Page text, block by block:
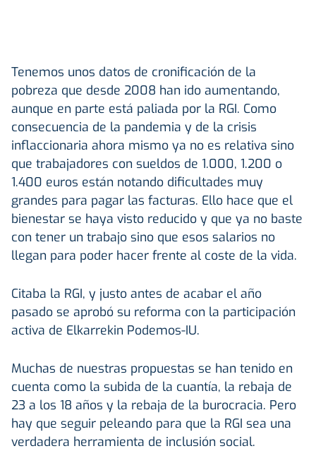
Tenemos unos datos de cronificación de la
pobreza que desde 2008 han ido aumentando,
aunque en parte está paliada por la RGI. Como
consecuencia de la pandemia y de la crisis
inflaccionaria ahora mismo ya no es relativa sino
que trabajadores con sueldos de 1.000, 1.200 o
1.400 euros están notando dificultades muy
grandes para pagar las facturas. Ello hace que el
bienestar se haya visto reducido y que ya no baste
con tener un trabajo sino que esos salarios no
llegan para poder hacer frente al coste de la vida.
Citaba la RGI, y justo antes de acabar el año
pasado se aprobó su reforma con la participación
activa de Elkarrekin Podemos-IU.
Muchas de nuestras propuestas se han tenido en
cuenta como la subida de la cuantía, la rebaja de
23 a los 18 años y la rebaja de la burocracia. Pero
hay que seguir peleando para que la RGI sea una
verdadera herramienta de inclusión social.